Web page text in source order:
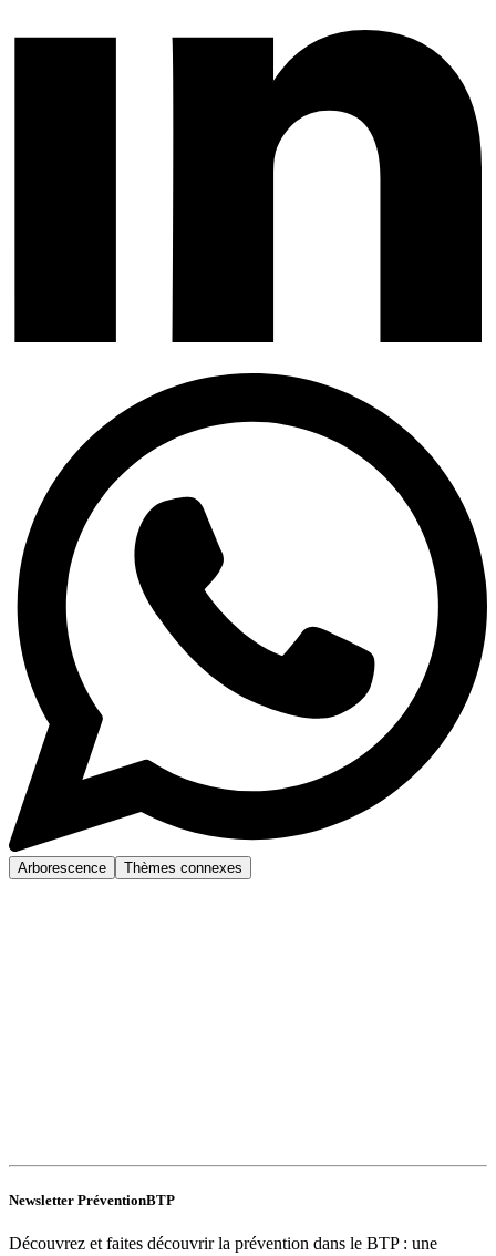
Arborescence Thèmes connexes
Newsletter PréventionBTP
Découvrez et faites découvrir la prévention dans le BTP : une